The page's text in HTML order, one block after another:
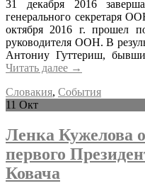
31 декабря 2016
генерального секретаря
октября 2016 г. прошел
руководителя ООН. В
Антониу Гуттериш,
Читать далее →
Словакия, События
11 Окт
Ленка Кужелова
первого
Ковача